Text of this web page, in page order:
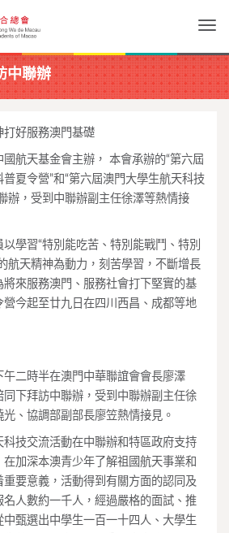
中聯辦
打好服務澳門基礎
航天基金會主辦， 本會承辦的“第六屆
夏令營”和“第六屆澳門大學生航天科技
辦，受到中聯辦副主任徐澤等熱情接
學習“特別能吃苦、特別能戰鬥、特別
航天精神為動力，刻苦學習，不斷增長
將來服務澳門、服務社會打下堅實的基
今起至廿九日在四川西昌、成都等地
午二時半在澳門中華聯誼會會長廖澤
下拜訪中聯辦，受到中聯辦副主任徐
、協調部副部長廖笠熱情接見。
科技交流活動在中聯辦和特區政府支持
在加深本澳青少年了解祖國航天事業和
要意義，活動得到有關方面的認同及
名人數約一千人，經過嚴格的面試、推
甄選出中學生一百一十四人、大學生